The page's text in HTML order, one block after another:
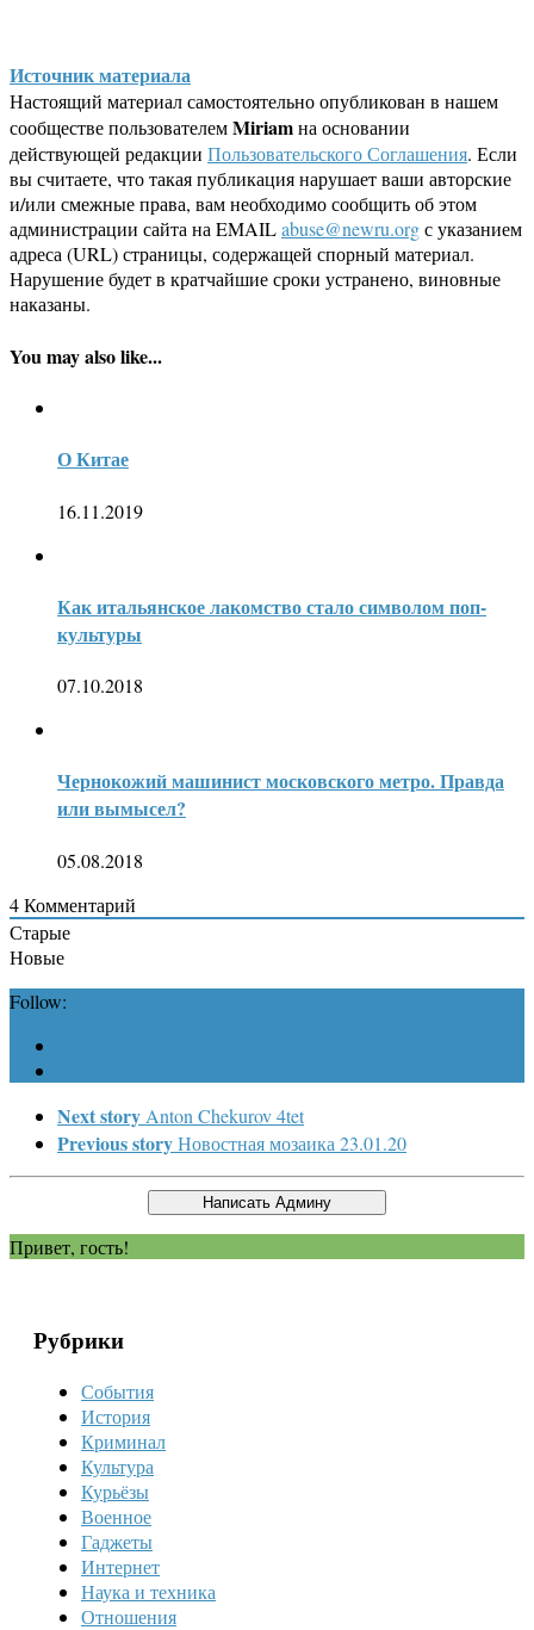
Источник материала
Настоящий материал самостоятельно опубликован в нашем
сообществе пользователемMiriamна основании
действующей редакции Пользовательского Соглашения. Если
вы считаете, что такая публикация нарушает ваши авторские
и/или смежные права, вам необходимо сообщить об этом
администрации сайта на EMAILabuse@newru.orgс указанием
адреса (URL) страницы, содержащей спорный материал.
Нарушение будет в кратчайшие сроки устранено, виновные
наказаны.
You may also like...
О Китае
16.11.2019
Как итальянское лакомство стало символом поп-
культуры
07.10.2018
Чернокожий машинист московского метро. Правда
или вымысел?
05.08.2018
4Комментарий
Старые
Новые
Follow:
Next story Anton Chekurov 4tet
Previous storyНовостная мозаика 23.01.20
Привет, гость!
Рубрики
События
История
Криминал
Культура
Курьёзы
Военное
Гаджеты
Интернет
Наука и техника
Отношения